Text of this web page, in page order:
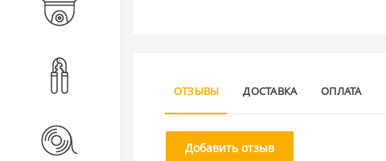
Расходные материалы
ОТЗЫВЫ ДОСТАВКА ОПЛАТА
Добавить отзыв